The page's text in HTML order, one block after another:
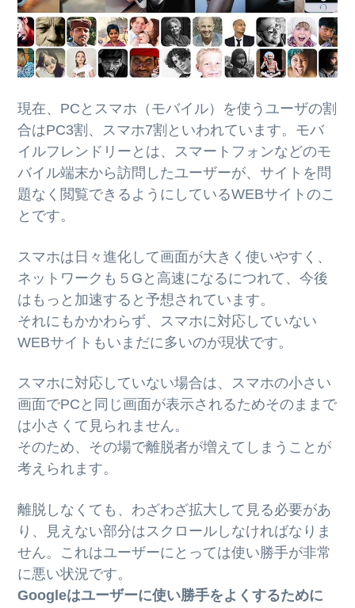
現在、PCとスマホ（モバイル）を使うユーザの割
合はPC3割、スマホ7割といわれています。モバ
イルフレンドリーとは、スマートフォンなどのモ
バイル端末から訪問したユーザーが、サイトを問
題なく閲覧できるようにしているWEBサイトのこ
とです。
スマホは日々進化して画面が大きく使いやすく、
ネットワークも５Gと高速になるにつれて、今後
はもっと加速すると予想されています。
それにもかかわらず、スマホに対応していない
WEBサイトもいまだに多いのが現状です。
スマホに対応していない場合は、スマホの小さい
画面でPCと同じ画面が表示されるためそのままで
は小さくて見られません。
そのため、その場で離脱者が増えてしまうことが
考えられます。
離脱しなくても、わざわざ拡大して見る必要があ
り、見えない部分はスクロールしなければなりま
せん。これはユーザーにとっては使い勝手が非常
に悪い状況です。
Googleはユーザーに使い勝手をよくするために